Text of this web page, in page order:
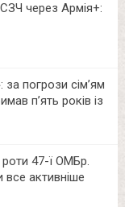
через Армія+:
за погрози сім’ям
п’ять років із
роти 47-ї ОМБр.
активніше